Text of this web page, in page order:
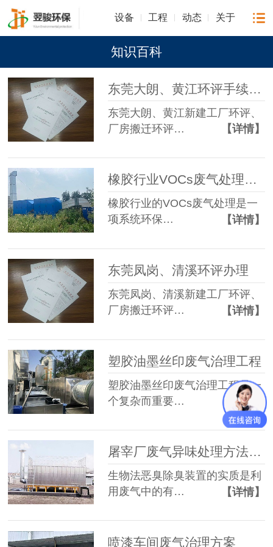
设备 工程 动态 关于
知识百科
东莞大朗、黄江环评手续代办
东莞大朗、黄江新建工厂环评、
厂房搬迁环评…
【详情】
橡胶行业VOCs废气处理工程（活性炭吸附工艺）
橡胶行业的VOCs废气处理是一
项系统环保…
【详情】
东莞凤岗、清溪环评办理
东莞凤岗、清溪新建工厂环评、
厂房搬迁环评…
【详情】
塑胶油墨丝印废气治理工程
塑胶油墨丝印废气治理工程是一
个复杂而重要…
【详情】
屠宰厂废气异味处理方法有哪些
生物法恶臭除臭装置的实质是利
用废气中的有…
【详情】
喷漆车间废气治理方案